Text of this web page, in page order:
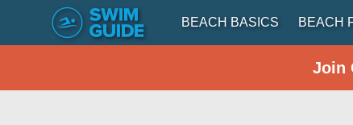
BEACH BASICS BEACH
Join